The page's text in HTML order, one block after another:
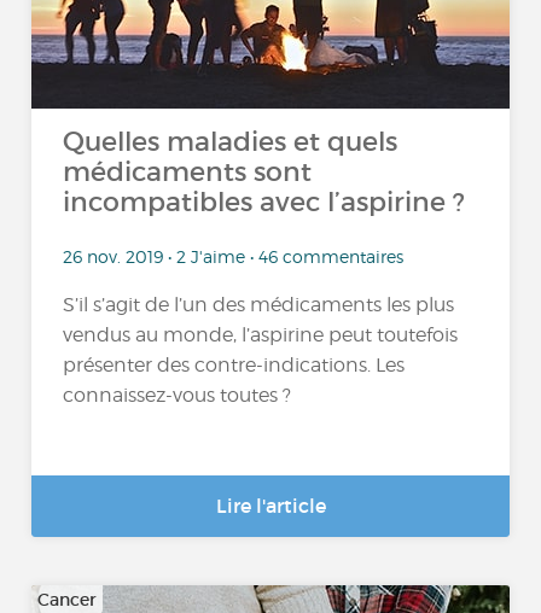
Quelles maladies et quels
médicaments sont
incompatibles avec l’aspirine ?
26 nov. 2019 • 2 J'aime • 46 commentaires
S’il s’agit de l’un des médicaments les plus
vendus au monde, l’aspirine peut toutefois
présenter des contre-indications. Les
connaissez-vous toutes ?
Lire l'article
Cancer